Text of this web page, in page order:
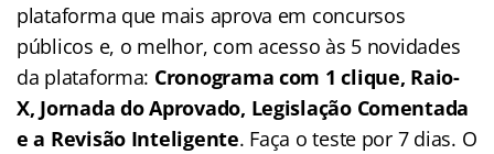
plataforma que mais aprova em concursos
públicos e, o melhor, com acesso às 5 novidades
da plataforma: Cronograma com 1 clique, Raio-
X, Jornada do Aprovado, Legislação Comentada
e a Revisão Inteligente. Faça o teste por 7 dias. O